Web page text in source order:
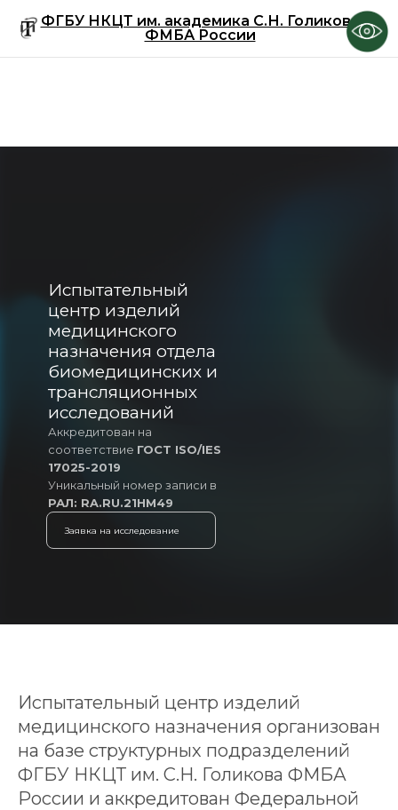
ФГБУ НКЦТ им. академика С.Н. Голикова
ФМБА России
Испытательный
центр изделий
медицинского
назначения отдела
биомедицинских и
трансляционных
исследований
Аккредитован на
соответствие ГОСТ ISO/IES
17025-2019
Уникальный номер записи в
РАЛ: RA.RU.21HM49
Заявка на исследование
Испытательный центр изделий
медицинского назначения организован
на базе структурных подразделений
ФГБУ НКЦТ им. С.Н. Голикова ФМБА
России и аккредитован Федеральной